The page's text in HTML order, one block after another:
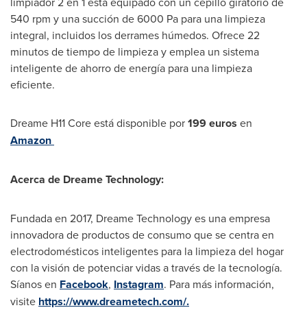
540 rpm y una succión de 6000 Pa para una limpieza
integral, incluidos los derrames húmedos. Ofrece 22
minutos de tiempo de limpieza y emplea un sistema
inteligente de ahorro de energía para una limpieza
eficiente.
Dreame H11 Core está disponible por199 euros en
Amazon
Acerca de Dreame Technology:
Fundada en 2017, Dreame Technology es una empresa
innovadora de productos de consumo que se centra en
electrodomésticos inteligentes para la limpieza del hogar
con la visión de potenciar vidas a través de la tecnología.
Síanos en Facebook, Instagram. Para más información,
visite https://www.dreametech.com/.